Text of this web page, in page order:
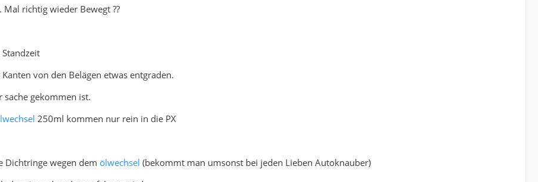
richtig wieder Bewegt ??
von den Belägen etwas entgraden.
sache gekommen ist.
250ml kommen nur rein in die PX
Dichtringe wegen dem ölwechsel (bekommt man umsonst bei jeden Lieben Autoknauber)